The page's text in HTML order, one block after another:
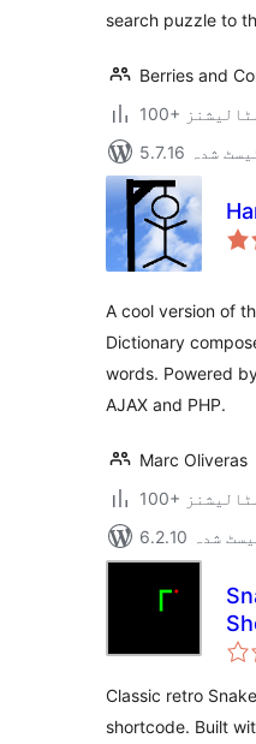
search puzzle to
Berries and
ٹیسٹ شدہ
A cool version of
Dictionary
words. Powered
AJAX and PHP.
Marc Oliveras
ٹیسٹ شدہ
Classic retro
shortcode. Built